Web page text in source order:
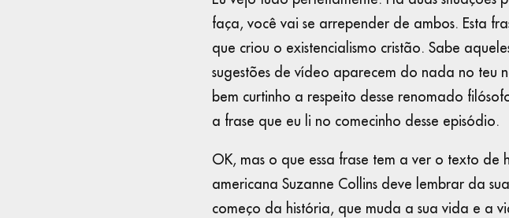
faça, você vai se arrepender de ambos. Esta
que criou o existencialismo cristão. Sabe
sugestões de vídeo aparecem do nada no teu
bem curtinho a respeito desse renomado
a frase que eu li no comecinho desse episódio.
OK, mas o que essa frase tem a ver o texto
americana Suzanne Collins deve lembrar da
começo da história, que muda a sua vida e a